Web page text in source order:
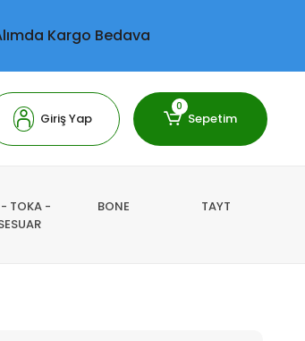
Kargo Bedava
Giriş Yap
0
Sepetim
TOKA -
BONE TAYT